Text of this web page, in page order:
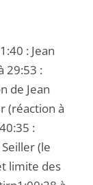
: Jean
29:53 :
de Jean
(réaction à
:
(le
limite des